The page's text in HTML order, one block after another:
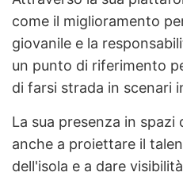
come il miglioramento
giovanile e la
un punto di riferimento
di farsi strada in scenari
La sua presenza in
anche a proiettare il
dell'isola e a dare